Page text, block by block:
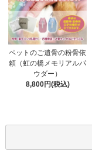
ペットのご遺骨の粉骨依
頼（虹の橋メモリアルパ
ウダー）
8,800円(税込)